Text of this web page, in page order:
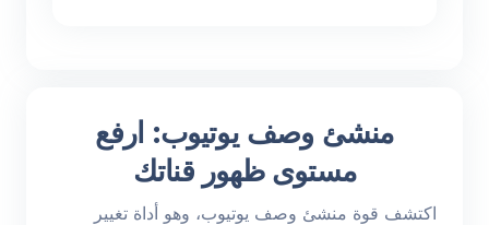
منشئ وصف يوتيوب: ارفع
مستوى ظهور قناتك
اكتشف قوة منشئ وصف يوتيوب، وهو أداة تغيير